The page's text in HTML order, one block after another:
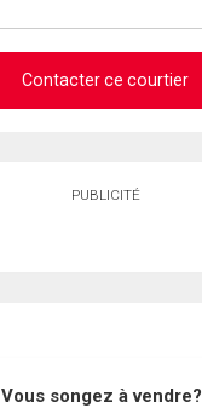
Contacter ce courtier
PUBLICITÉ
Vous songez à vendre?